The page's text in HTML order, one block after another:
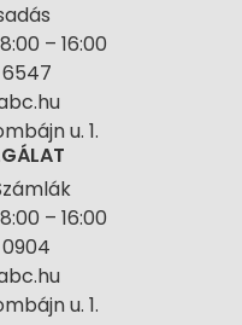
– 16:00
u. 1.
– 16:00
u. 1.